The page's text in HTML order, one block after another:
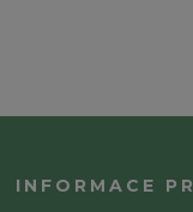
INFORMACE